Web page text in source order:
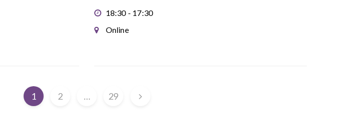
18:30 - 17:30
Online
1 2 … 29